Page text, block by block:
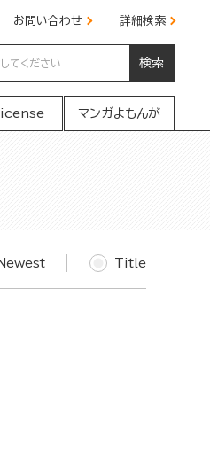
お問い合わせ 詳細検索
検索
マンガよもんが
Title